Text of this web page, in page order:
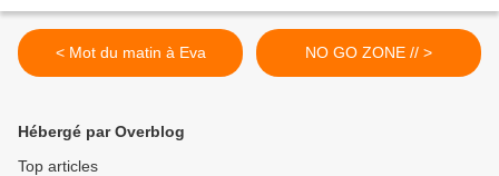
< Mot du matin à Eva NO GO ZONE // >
Hébergé par Overblog
Top articles